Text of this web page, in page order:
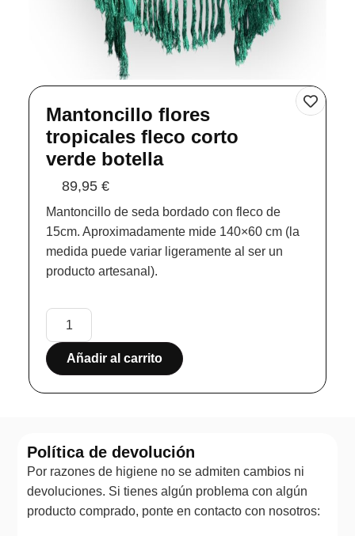
Mantoncillo flores
tropicales fleco corto
verde botella
89,95€
Mantoncillo de seda bordado con fleco de
15cm. Aproximadamente mide 140×60 cm (la
medida puede variar ligeramente al ser un
producto artesanal).
Añadir al carrito
Política de devolución
Por razones de higiene no se admiten cambios ni
devoluciones. Si tienes algún problema con algún
producto comprado, ponte en contacto con nosotros: